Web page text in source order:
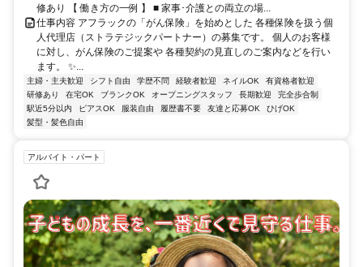
修あり 【 働き方の一例 】 ■ 家事･介護との両立の場...
仕事内容 アフラックの「がん保険」を始めとした 各種保険を扱う個
人代理店（ストラテジックパートナー）の募集です。 個人のお客様
に対し、がん保険のご提案や 各種契約の見直しのご案内などを行い
ます。 ✨...
主婦・主夫歓迎 シフト自由 学歴不問 経験者歓迎 ネイルOK
有資格者歓迎
研修あり
在宅OK ブランクOK オープニングスタッフ 長期歓迎
完全歩合制
駅近5分以内
ピアスOK 服装自由 履歴書不要 友達と応募OK
ひげOK
髪型・髪色自由
アルバイト・パート